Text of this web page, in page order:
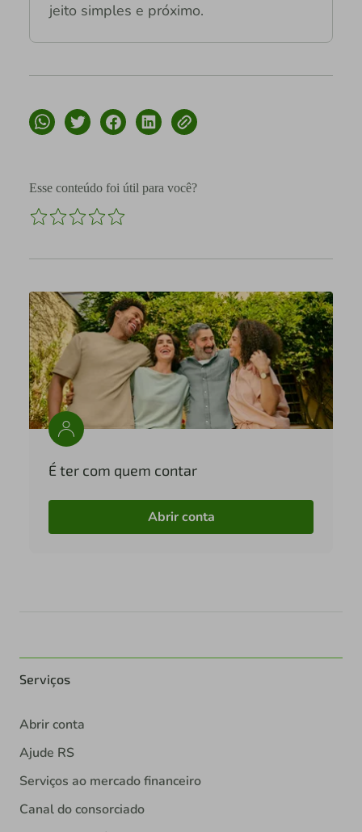
jeito simples e próximo.
Esse conteúdo foi útil para você?
É ter com quem contar
Abrir conta
Serviços
Abrir conta
Ajude RS
Serviços ao mercado financeiro
Canal do consorciado